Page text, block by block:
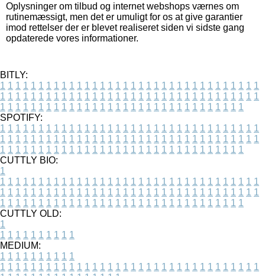
Oplysninger om tilbud og internet webshops værnes om
rutinemæssigt, men det er umuligt for os at give garantier
imod rettelser der er blevet realiseret siden vi sidste gang
opdaterede vores informationer.
BITLY:
1 1 1 1 1 1 1 1 1 1 1 1 1 1 1 1 1 1 1 1 1 1 1 1 1 1 1 1 1 1 1 1 1 1
1 1 1 1 1 1 1 1 1 1 1 1 1 1 1 1 1 1 1 1 1 1 1 1 1 1 1 1 1 1 1 1 1 1
1 1 1 1 1 1 1 1 1 1 1 1 1 1 1 1 1 1 1 1 1 1 1 1 1 1 1 1 1 1 1 1
SPOTIFY:
1 1 1 1 1 1 1 1 1 1 1 1 1 1 1 1 1 1 1 1 1 1 1 1 1 1 1 1 1 1 1 1 1 1
1 1 1 1 1 1 1 1 1 1 1 1 1 1 1 1 1 1 1 1 1 1 1 1 1 1 1 1 1 1 1 1 1 1
1 1 1 1 1 1 1 1 1 1 1 1 1 1 1 1 1 1 1 1 1 1 1 1 1 1 1 1 1 1 1 1
CUTTLY BIO:
1
1 1 1 1 1 1 1 1 1 1 1 1 1 1 1 1 1 1 1 1 1 1 1 1 1 1 1 1 1 1 1 1 1 1
1 1 1 1 1 1 1 1 1 1 1 1 1 1 1 1 1 1 1 1 1 1 1 1 1 1 1 1 1 1 1 1 1 1
1 1 1 1 1 1 1 1 1 1 1 1 1 1 1 1 1 1 1 1 1 1 1 1 1 1 1 1 1 1 1 1
CUTTLY OLD:
1
1 1 1 1 1 1 1 1 1 1
MEDIUM:
1 1 1 1 1 1 1 1 1 1
1 1 1 1 1 1 1 1 1 1 1 1 1 1 1 1 1 1 1 1 1 1 1 1 1 1 1 1 1 1 1 1 1 1